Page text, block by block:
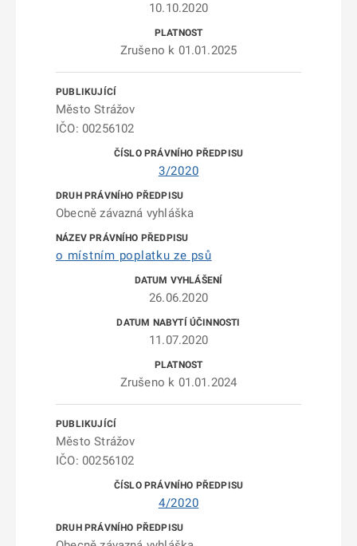
10.10.2020
Zrušeno k 01.01.2025
Město Strážov
IČO: 00256102
3/2020
Obecně závazná vyhláška
o místním poplatku ze psů
26.06.2020
11.07.2020
Zrušeno k 01.01.2024
Město Strážov
IČO: 00256102
4/2020